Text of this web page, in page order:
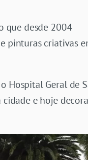
que desde 2004
pinturas criativas
Hospital Geral de
e hoje